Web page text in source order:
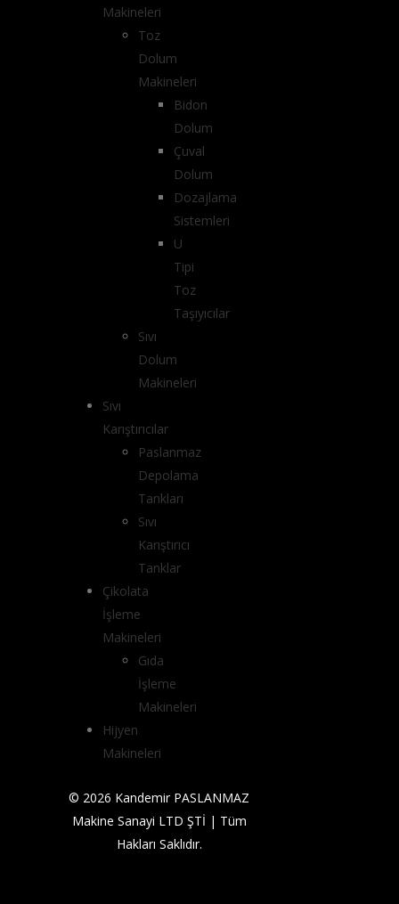
Makineleri
Toz
Dolum
Makineleri
Bidon
Dolum
Çuval
Dolum
Dozajlama
Sistemleri
U
Tipi
Toz
Taşıyıcılar
Sıvı
Dolum
Makineleri
Sıvı
Karıştırıcılar
Paslanmaz
Depolama
Tankları
Sıvı
Karıştırıcı
Tanklar
Çikolata
İşleme
Makineleri
Gıda
İşleme
Makineleri
Hijyen
Makineleri
© 2026 Kandemir PASLANMAZ
Makine Sanayi LTD ŞTİ | Tüm
Hakları Saklıdır.